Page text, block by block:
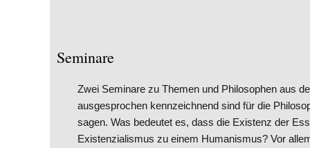
Seminare
Zwei Seminare zu Themen und Philosophen aus
ausgesprochen kennzeichnend sind für die
sagen. Was bedeutet es, dass die Existenz der
Existenzialismus zu einem Humanismus? Vor